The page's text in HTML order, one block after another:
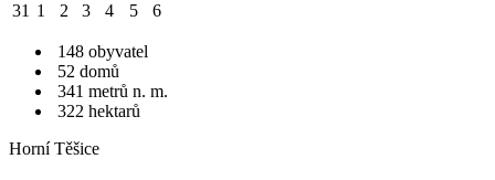
31 1 2 3 4 5 6
148 obyvatel
52 domů
341 metrů n. m.
322 hektarů
Horní Těšice